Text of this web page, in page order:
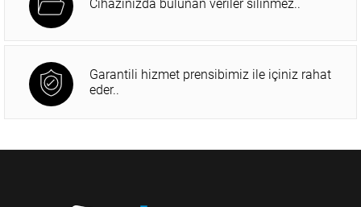
Cihazınızda bulunan veriler silinmez..
Garantili hizmet prensibimiz ile içiniz rahat
eder..